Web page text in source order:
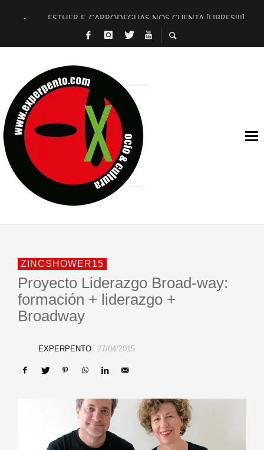
ESTHER F. CARRODEGUAS NOS CUENTA [LIBRES!!!]
[TERRA DE GUAPES] DE SANDRA MONFORT
TIMBRE 4, LA ESCUELA DEL DIRECTOR TEATRAL CLAUDIO
30 AÑOS (NO ES NADA) DE LA KATARSIS DEL TOMATAZO
MILITARES JUDÍAS EN #EXVITA
D’BALDOMEROS REINVENTAN [BITÁCORA 3.0] EN EXVITA
MARSHALL FLASH PRESENTA EN EXVITA [RELATIVA
JOFRE BARDAGÍ EN EXVITA INTERPRETANDO A SERRAT
ZINCSHOWER15
Proyecto Liderazgo Broad-way:
formación + liderazgo +
Broadway
EXPERPENTO 27/04/2015